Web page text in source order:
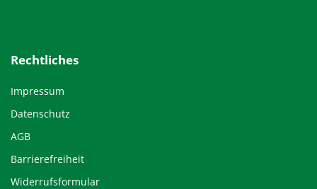
Rechtliches
Impressum
Datenschutz
AGB
Barrierefreiheit
Widerrufsformular